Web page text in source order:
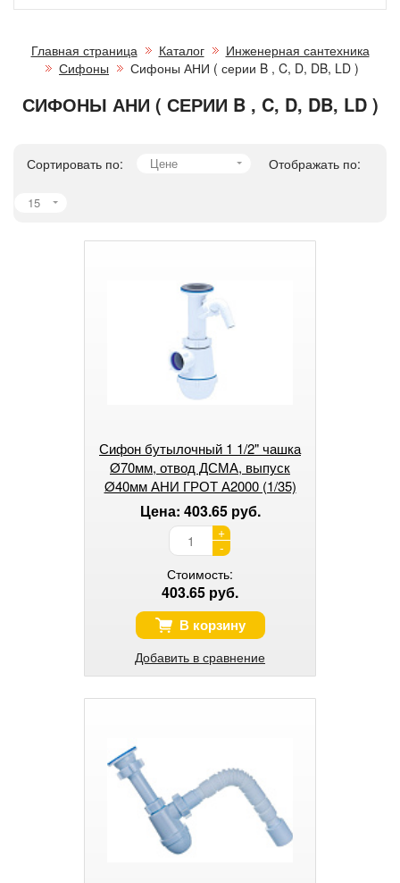
Главная страница Каталог
Инженерная сантехника
Сифоны
Сифоны АНИ ( серии B , C, D, DB, LD )
СИФОНЫ АНИ ( СЕРИИ B , C, D, DB, LD )
Сортировать по: Цене Отображать по:
15
Сифон бутылочный 1 1/2" чашка
Ø70мм, отвод ДСМА, выпуск
Ø40мм АНИ ГРОТ А2000 (1/35)
Цена: 403.65 руб.
+
-
Стоимость:
403.65 руб.
В корзину
Добавить в сравнение